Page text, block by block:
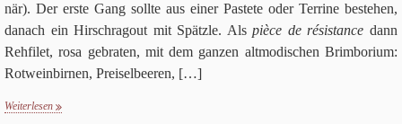
när). Der erste Gang sollte aus einer Pastete oder Ter­rine bestehen,
danach ein Hirsch­ra­gout mit Spätzle. Alspièce de rési­stance dann
Reh­fi­let, rosa gebra­ten, mit dem gan­zen alt­mo­di­schen Brim­bo­rium:
Rot­wein­bir­nen, Prei­sel­bee­ren, […]
Weiterlesen